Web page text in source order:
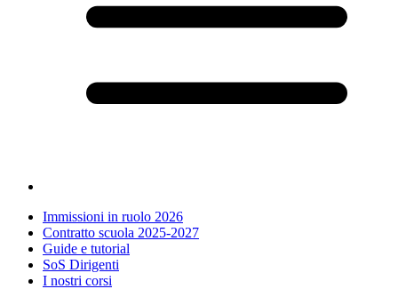
Immissioni in ruolo 2026
Contratto scuola 2025-2027
Guide e tutorial
SoS Dirigenti
I nostri corsi